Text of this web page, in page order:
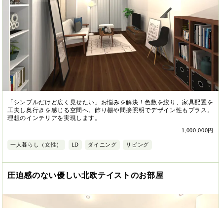
「シンプルだけど広く見せたい」お悩みを解決！色数を絞り、家具配置を
工夫し奥行きを感じる空間へ。飾り棚や間接照明でデザイン性もプラス。
理想のインテリアを実現します。
1,000,000円
一人暮らし（女性） LD ダイニング リビング
圧迫感のない優しい北欧テイストのお部屋